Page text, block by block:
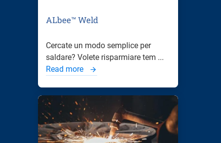
ALbee™ Weld
Cercate un modo semplice per
saldare? Volete risparmiare tem ...
Read more